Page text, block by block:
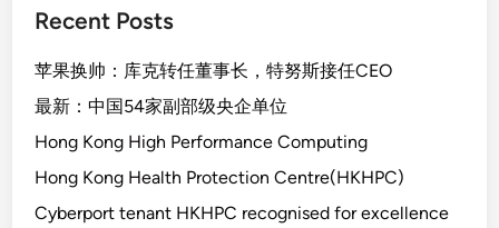
Recent Posts
苹果换帅：库克转任董事长，特努斯接任CEO
最新：中国54家副部级央企单位
Hong Kong High Performance Computing
Hong Kong Health Protection Centre(HKHPC)
Cyberport tenant HKHPC recognised for excellence